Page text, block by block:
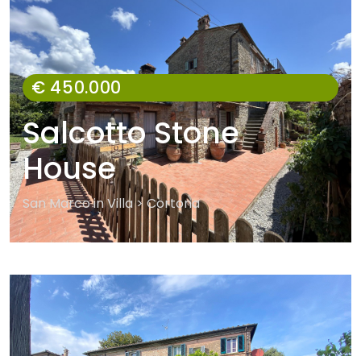
€ 450.000
Salcotto Stone
House
San Marco in Villa > Cortona